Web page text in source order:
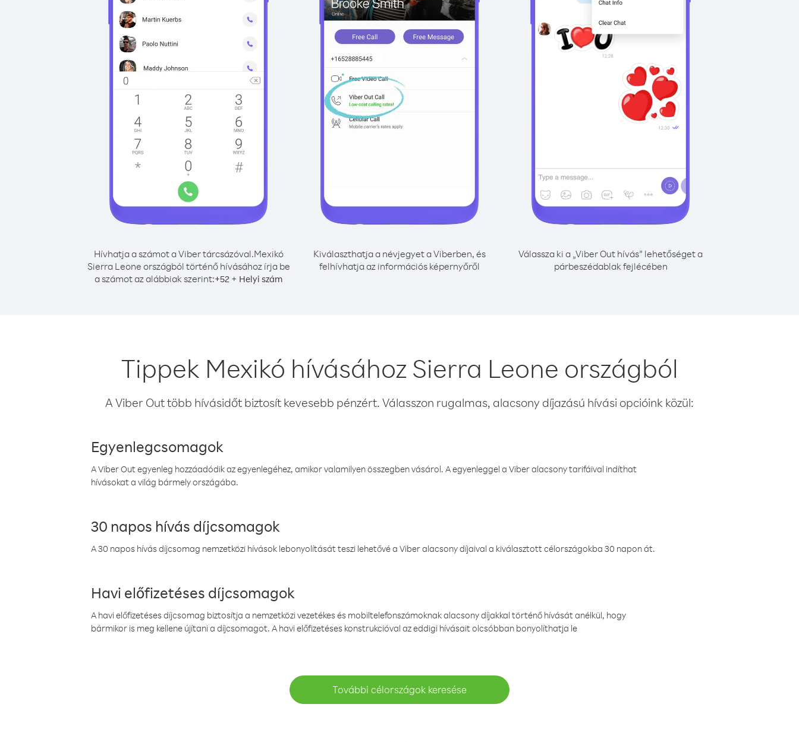
Hívhatja a számot a Viber tárcsázóval.Mexikó
Sierra Leone országból történő hívásához írja be
a számot az alábbiak szerint:+52 + Helyi szám
Kiválaszthatja a névjegyet a Viberben, és
felhívhatja az információs képernyőről
Válassza ki a „Viber Out hívás” lehetőséget a
párbeszédablak fejlécében
Tippek Mexikó hívásához Sierra Leone országból
A Viber Out több hívásidőt biztosít kevesebb pénzért. Válasszon rugalmas, alacsony díjazású hívási opcióink közül:
Egyenlegcsomagok
A Viber Out egyenleg hozzáadódik az egyenlegéhez, amikor valamilyen összegben vásárol. A egyenleggel a Viber alacsony tarifáival indíthat
hívásokat a világ bármely országába.
30 napos hívás díjcsomagok
A 30 napos hívás díjcsomag nemzetközi hívások lebonyolítását teszi lehetővé a Viber alacsony díjaival a kiválasztott célországokba 30 napon át.
Havi előfizetéses díjcsomagok
A havi előfizetéses díjcsomag biztosítja a nemzetközi vezetékes és mobiltelefonszámoknak alacsony díjakkal történő hívását anélkül, hogy
bármikor is meg kellene újítani a díjcsomagot. A havi előfizetéses konstrukcióval az eddigi hívásait olcsóbban bonyolíthatja le
További célországok keresése